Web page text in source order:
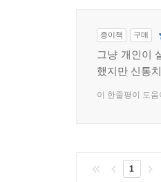
종이책 구매
그냥 개인이
했지만 신통
이 한줄평이 도
1